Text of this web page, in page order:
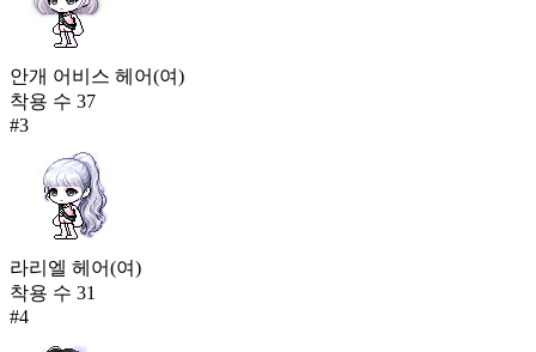
안개 어비스 헤어(여)
착용 수 37
#3
라리엘 헤어(여)
착용 수 31
#4